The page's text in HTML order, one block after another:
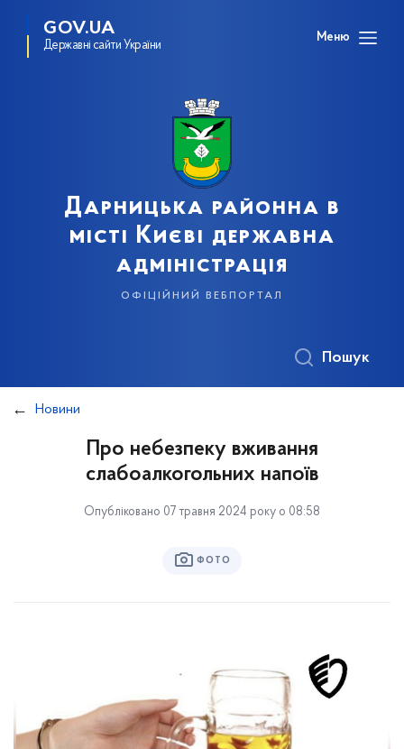
GOV.UA
Державні сайти України
Меню
Дарницька районна в
місті Києві державна
адміністрація
офіційний вебпортал
Пошук
Новини
Про небезпеку вживання
слабоалкогольних напоїв
Опубліковано 07 травня 2024 року о 08:58
ФОТО